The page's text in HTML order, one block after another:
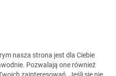
nasza strona jest dla Ciebie
Pozwalają one również